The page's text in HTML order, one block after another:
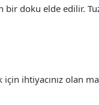
bir doku elde edilir.
için ihtiyacınız olan